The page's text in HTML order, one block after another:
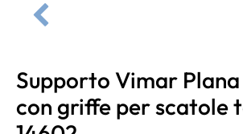
Supporto Vimar
con griffe per scatole